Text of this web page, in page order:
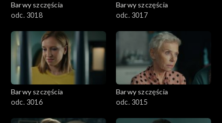
Barwy szczęścia
odc. 3018
Barwy szczęścia
odc. 3017
Barwy szczęścia
odc. 3016
Barwy szczęścia
odc. 3015